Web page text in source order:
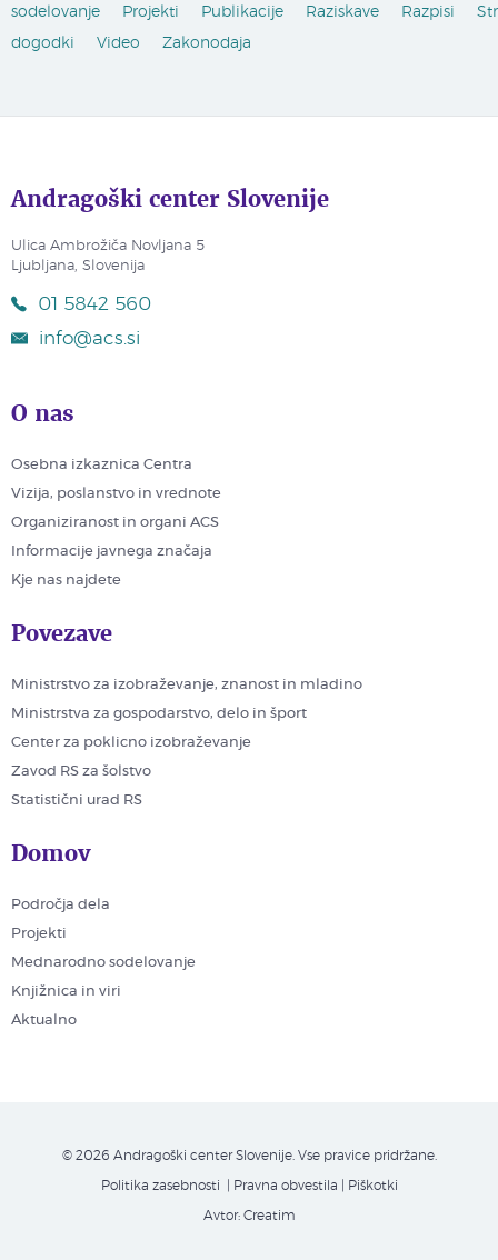
sodelovanje
Projekti Publikacije Raziskave Razpisi
dogodki
Video Zakonodaja
Andragoški center Slovenije
Ulica Ambrožiča Novljana 5
Ljubljana, Slovenija
01 5842 560
info@acs.si
O nas
Osebna izkaznica Centra
Vizija, poslanstvo in vrednote
Organiziranost in organi ACS
Informacije javnega značaja
Kje nas najdete
Povezave
Ministrstvo za izobraževanje, znanost in mladino
Ministrstva za gospodarstvo, delo in šport
Center za poklicno izobraževanje
Zavod RS za šolstvo
Statistični urad RS
Domov
Področja dela
Projekti
Mednarodno sodelovanje
Knjižnica in viri
Aktualno
© 2026 Andragoški center Slovenije. Vse pravice pridržane.
Politika zasebnosti | Pravna obvestila Piškotki
Avtor: Creatim